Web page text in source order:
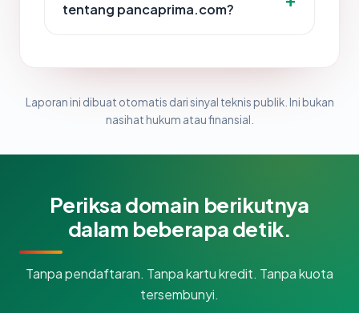
tentang pancaprima.com?
Laporan ini dibuat otomatis dari sinyal teknis publik. Ini bukan
nasihat hukum atau finansial.
Periksa domain berikutnya
dalam beberapa detik.
Tanpa pendaftaran. Tanpa kartu kredit. Tanpa kuota
tersembunyi.